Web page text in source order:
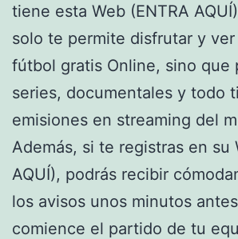
tiene esta Web (ENTRA
solo te permite disfrutar y
fútbol gratis Online, sino que
series, documentales y todo
emisiones en streaming del
Además, si te registras en su
AQUÍ), podrás recibir
los avisos unos minutos
comience el partido de tu